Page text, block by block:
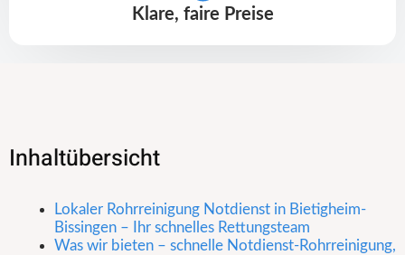
Klare, faire Preise
Inhaltübersicht
Lokaler Rohrreinigung Notdienst in Bietigheim-
Bissingen – Ihr schnelles Rettungsteam
Was wir bieten – schnelle Notdienst-Rohrreinigung,